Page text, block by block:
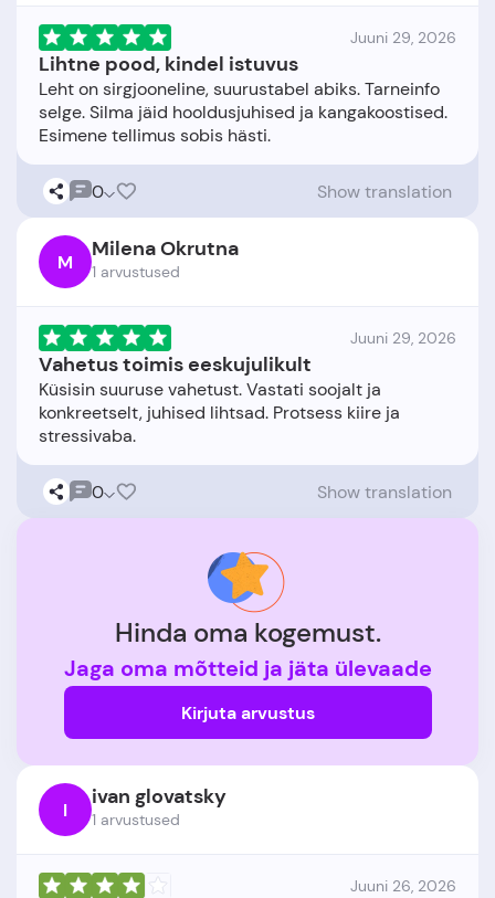
Juuni 29, 2026
Lihtne pood, kindel istuvus
Leht on sirgjooneline, suurustabel abiks. Tarneinfo
selge. Silma jäid hooldusjuhised ja kangakoostised.
0 Show translation
M Milena Okrutna
1 arvustused
Juuni 29, 2026
Vahetus toimis eeskujulikult
Küsisin suuruse vahetust. Vastati soojalt ja
konkreetselt, juhised lihtsad. Protsess kiire ja
0 Show translation
Hinda oma kogemust.
Jaga oma mõtteid ja jäta ülevaade
Kirjuta arvustus
I ivan glovatsky
1 arvustused
Juuni 26, 2026